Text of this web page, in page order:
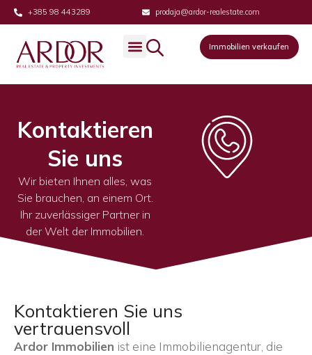
+385 98 443289 prodaja@ardor-realestate.com
Immobilien verkaufen
Kontaktieren
Sie uns
Wir bieten Ihnen alles, was
Sie brauchen, an einem Ort.
Ihr zuverlässiger Partner in
der Welt der Immobilien.
Kontaktieren Sie uns
vertrauensvoll
Ardor Immobilien ist eine Immobilienagentur, die